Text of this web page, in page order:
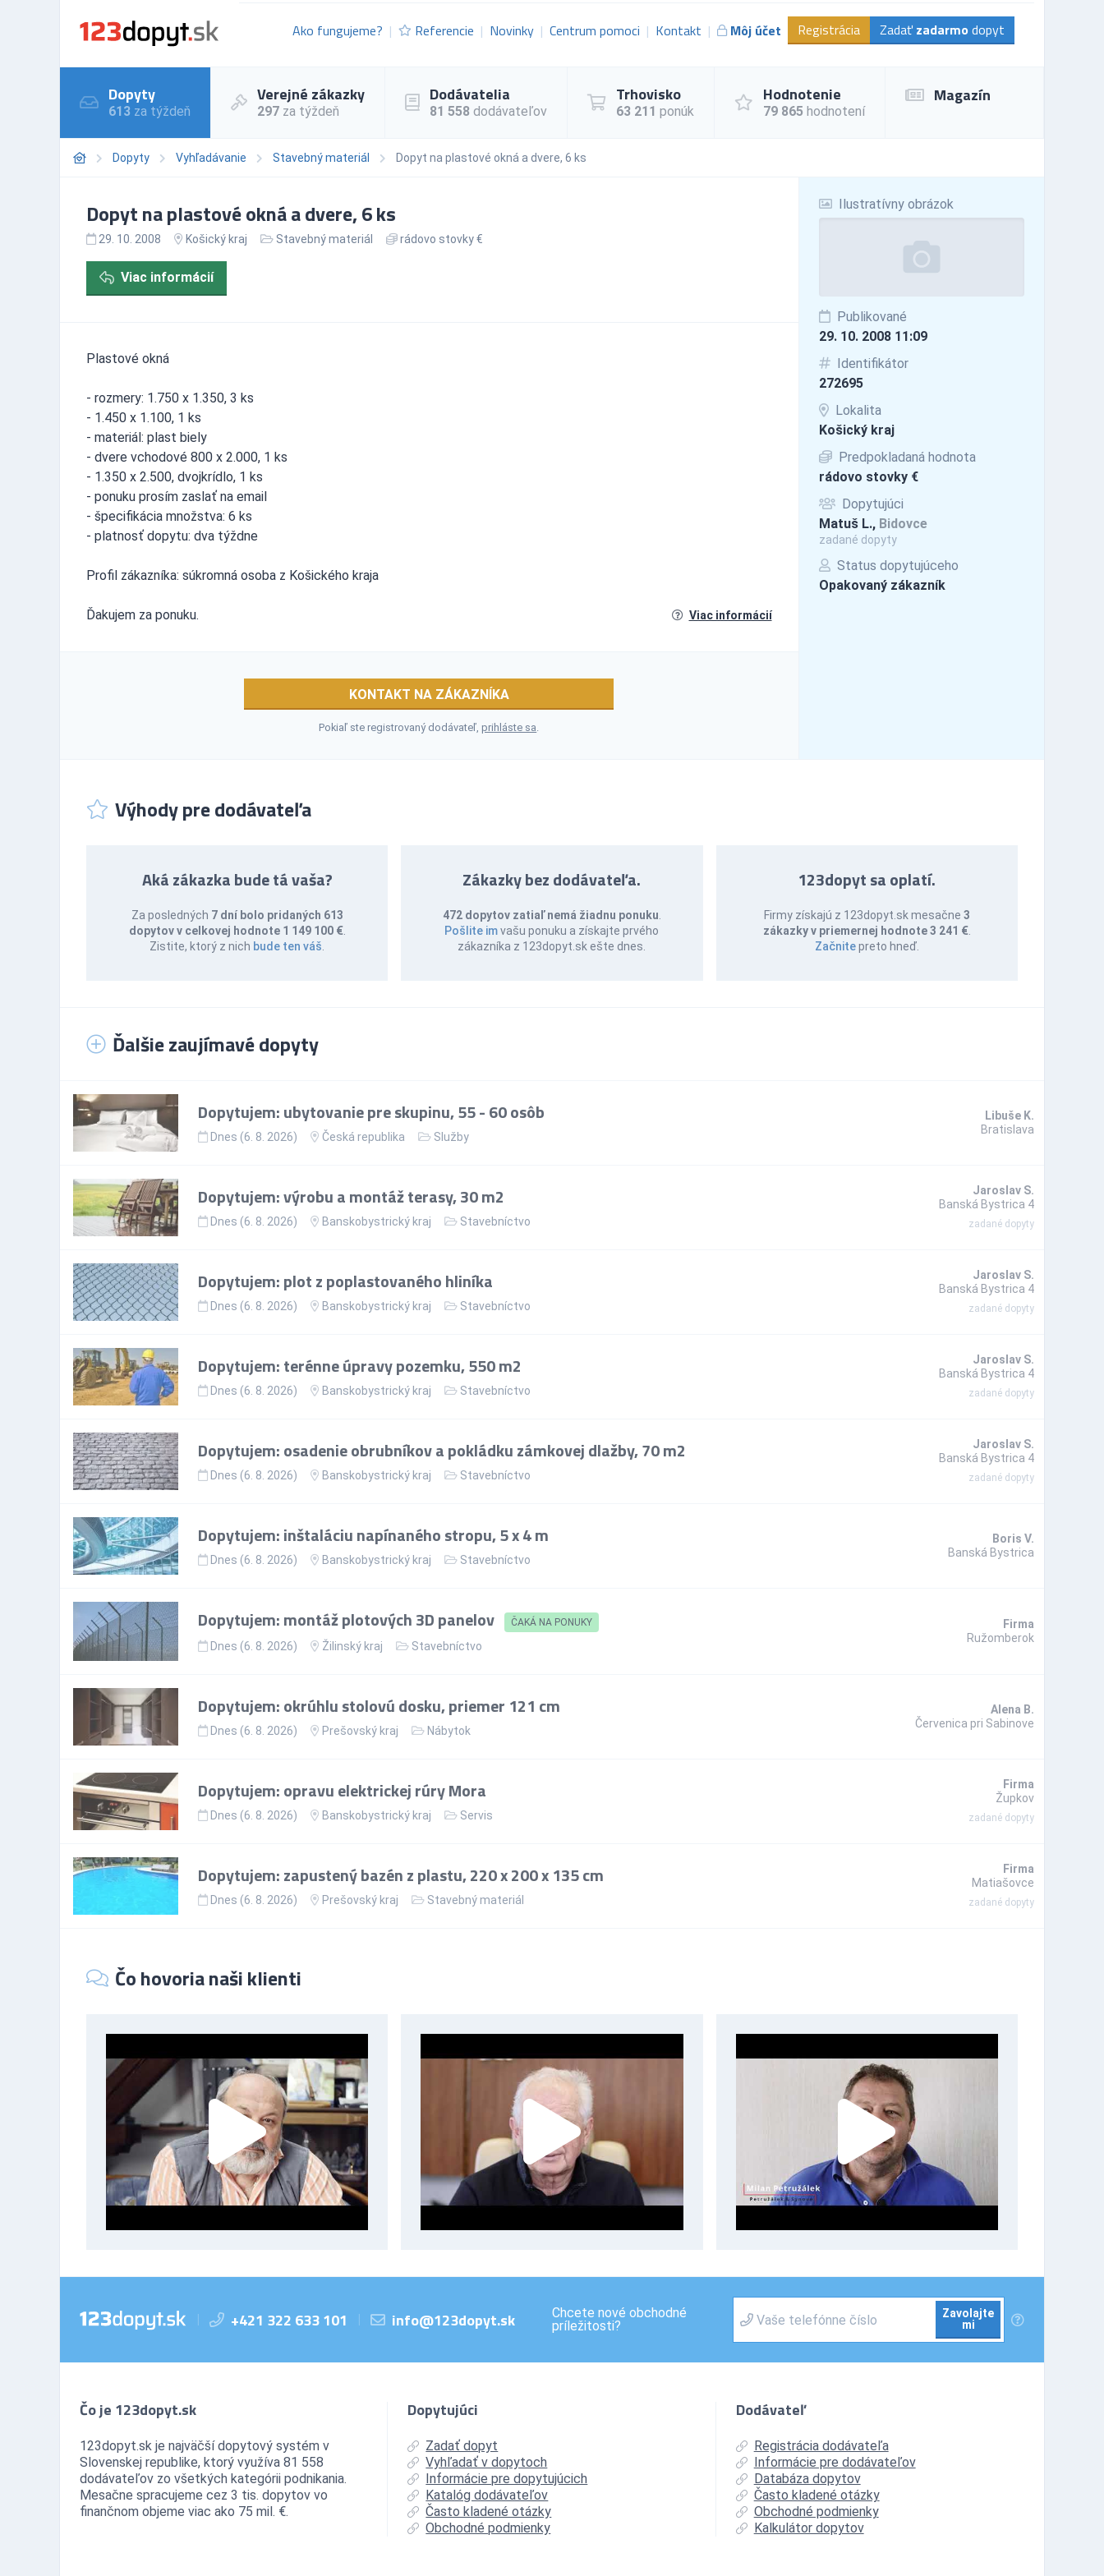
Ako fungujeme? Referencie Novinky Centrum pomoci Kontakt Môj účet Registrácia Zadať zadarmo dopyt
Dopyty
613 za týždeň
Verejné zákazky
297 za týždeň
Dodávatelia
81 558 dodávateľov
Trhovisko
63 211 ponúk
Hodnotenie
79 865 hodnotení
Magazín
Dopyty Vyhľadávanie Stavebný materiál Dopyt na plastové okná a dvere, 6 ks
Ilustratívny obrázok
Publikované
29. 10. 2008 11:09
Identifikátor
272695
Lokalita
Košický kraj
Predpokladaná hodnota
rádovo stovky €
Dopytujúci
Matuš L., Bidovce
zadané dopyty
Status dopytujúceho
Opakovaný zákazník
Dopyt na plastové okná a dvere, 6 ks
29. 10. 2008 Košický kraj Stavebný materiál rádovo stovky €
Viac informácií
Plastové okná
- rozmery: 1.750 x 1.350, 3 ks
- 1.450 x 1.100, 1 ks
- materiál: plast biely
- dvere vchodové 800 x 2.000, 1 ks
- 1.350 x 2.500, dvojkrídlo, 1 ks
- ponuku prosím zaslať na email
- špecifikácia množstva: 6 ks
- platnosť dopytu: dva týždne
Profil zákazníka: súkromná osoba z Košického kraja
Ďakujem za ponuku. Viac informácií
KONTAKT NA ZÁKAZNÍKA
Pokiaľ ste registrovaný dodávateľ,prihláste sa
Výhody pre dodávateľa
Aká zákazka bude tá vaša?
Za posledných 7 dní bolo pridaných 613
dopytov v celkovej hodnote 1 149 100 €.
Zistite, ktorý z nich bude ten váš
Zákazky bez dodávateľa.
472 dopytov zatiaľ nemá žiadnu ponuku
Pošlite imvašu ponuku a získajte prvého
zákazníka z 123dopyt.sk ešte dnes.
123dopyt sa oplatí.
Firmy získajú z 123dopyt.sk mesačne 3
zákazky v priemernej hodnote 3 241 €.
Začnitepreto hneď.
Ďalšie zaujímavé dopyty
Dopytujem: ubytovanie pre skupinu, 55 - 60 osôb
Dnes (6. 8. 2026) Česká republika Služby
Libuše K.
Bratislava
Dopytujem: výrobu a montáž terasy, 30 m2
Dnes (6. 8. 2026) Banskobystrický kraj Stavebníctvo
Jaroslav S.
Banská Bystrica 4
zadané dopyty
Dopytujem: plot z poplastovaného hliníka
Dnes (6. 8. 2026) Banskobystrický kraj Stavebníctvo
Jaroslav S.
Banská Bystrica 4
zadané dopyty
Dopytujem: terénne úpravy pozemku, 550 m2
Dnes (6. 8. 2026) Banskobystrický kraj Stavebníctvo
Jaroslav S.
Banská Bystrica 4
zadané dopyty
Dopytujem: osadenie obrubníkov a pokládku zámkovej dlažby, 70 m2
Dnes (6. 8. 2026) Banskobystrický kraj Stavebníctvo
Jaroslav S.
Banská Bystrica 4
zadané dopyty
Dopytujem: inštaláciu napínaného stropu, 5 x 4 m
Dnes (6. 8. 2026) Banskobystrický kraj Stavebníctvo
Boris V.
Banská Bystrica
Dopytujem: montáž plotových 3D panelov ČAKÁ NA PONUKY
Dnes (6. 8. 2026) Žilinský kraj Stavebníctvo
Firma
Ružomberok
Dopytujem: okrúhlu stolovú dosku, priemer 121 cm
Dnes (6. 8. 2026) Prešovský kraj Nábytok
Alena B.
Červenica pri Sabinove
Dopytujem: opravu elektrickej rúry Mora
Dnes (6. 8. 2026) Banskobystrický kraj Servis
Firma
Župkov
zadané dopyty
Dopytujem: zapustený bazén z plastu, 220 x 200 x 135 cm
Dnes (6. 8. 2026) Prešovský kraj Stavebný materiál
Firma
Matiašovce
zadané dopyty
Čo hovoria naši klienti
+421 322 633 101 info@123dopyt.sk
Chcete nové obchodné
príležitosti?
Zavolajte
mi
Čo je 123dopyt.sk
123dopyt.sk je najväčší dopytový systém v
Slovenskej republike, ktorý využíva 81 558
dodávateľov zo všetkých kategórii podnikania.
Mesačne spracujeme cez 3 tis. dopytov vo
finančnom objeme viac ako 75 mil. €.
Dopytujúci
Zadať dopyt
Vyhľadať v dopytoch
Informácie pre dopytujúcich
Katalóg dodávateľov
Často kladené otázky
Obchodné podmienky
Dodávateľ
Registrácia dodávateľa
Informácie pre dodávateľov
Databáza dopytov
Často kladené otázky
Obchodné podmienky
Kalkulátor dopytov